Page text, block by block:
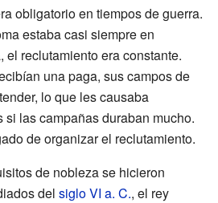
obligatorio en tiempos de guerra.
estaba casi siempre en
el reclutamiento era constante.
una paga, sus campos de
lo que les causaba
las campañas duraban mucho.
de organizar el reclutamiento.
de nobleza se hicieron
del siglo VI a. C., el rey